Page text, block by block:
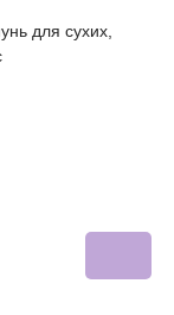
для сухих,